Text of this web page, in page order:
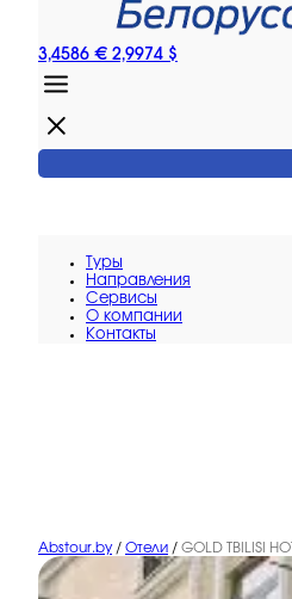
3,4586 € 2,9974 $
Туры
Направления
Сервисы
O компании
Контакты
Abstour.by / Отели / GOLD TBILISI